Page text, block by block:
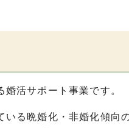
婚活サポート事業です。
る晩婚化・非婚化傾向